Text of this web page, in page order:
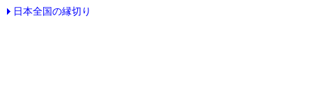
日本全国の縁切り